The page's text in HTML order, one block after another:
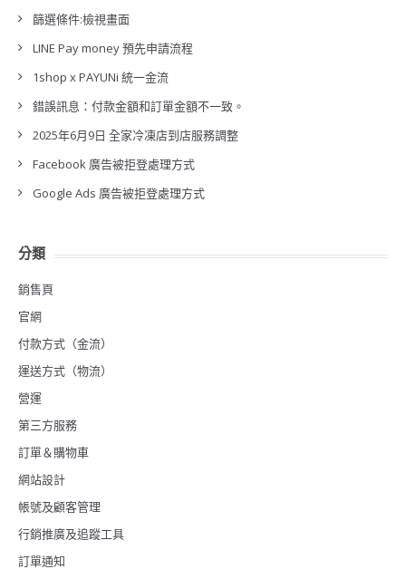
篩選條件:檢視畫面
LINE Pay money 預先申請流程
1shop x PAYUNi 統一金流
錯誤訊息：付款金額和訂單金額不一致。
2025年6月9日 全家冷凍店到店服務調整
Facebook 廣告被拒登處理方式
Google Ads 廣告被拒登處理方式
分類
銷售頁
官網
付款方式（金流）
運送方式（物流）
營運
第三方服務
訂單＆購物車
網站設計
帳號及顧客管理
行銷推廣及追蹤工具
訂單通知